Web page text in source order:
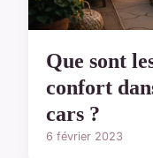
Que sont
confort
cars ?
6 février 2023